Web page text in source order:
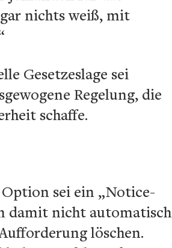
nichts weiß, mit
Gesetzeslage sei
Regelung, die
schaffe.
sei ein „Notice-
damit nicht automatisch
löschen.